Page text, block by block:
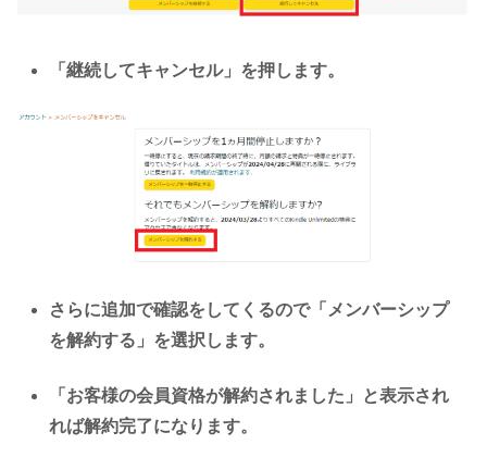
「継続してキャンセル」を押します。
さらに追加で確認をしてくるので「メンバーシップ
を解約する」を選択します。
「お客様の会員資格が解約されました」と表示され
れば解約完了になります。